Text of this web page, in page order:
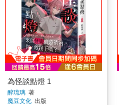
為怪談點燈 1
醉琉璃 著
魔豆文化 出版